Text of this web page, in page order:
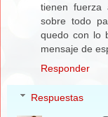
tienen fuerza
sobre todo
quedo con lo
mensaje de
Responder
Respuestas